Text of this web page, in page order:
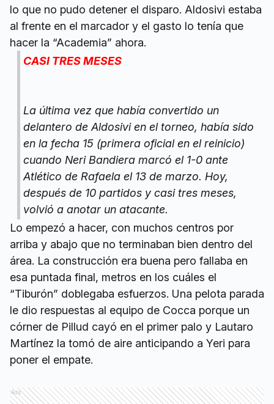
lo que no pudo detener el disparo. Aldosivi estaba
al frente en el marcador y el gasto lo tenía que
hacer la “Academia” ahora.
CASI TRES MESES
La última vez que había convertido un
delantero de Aldosivi en el torneo, había sido
en la fecha 15 (primera oficial en el reinicio)
cuando Neri Bandiera marcó el 1-0 ante
Atlético de Rafaela el 13 de marzo. Hoy,
después de 10 partidos y casi tres meses,
volvió a anotar un atacante.
Lo empezó a hacer, con muchos centros por
arriba y abajo que no terminaban bien dentro del
área. La construcción era buena pero fallaba en
esa puntada final, metros en los cuáles el
“Tiburón” doblegaba esfuerzos. Una pelota parada
le dio respuestas al equipo de Cocca porque un
córner de Pillud cayó en el primer palo y Lautaro
Martínez la tomó de aire anticipando a Yeri para
poner el empate.
Ads